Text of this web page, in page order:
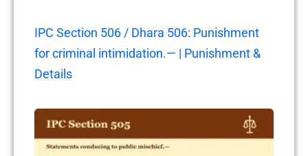
IPC Section 506 / Dhara 506: Punishment
for criminal intimidation.— | Punishment &
Details